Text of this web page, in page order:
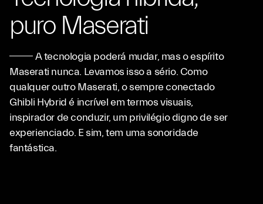
puro Maserati
A tecnologia poderá mudar, mas o espírito
Maserati nunca. Levamos isso a sério. Como
qualquer outro Maserati, o sempre conectado
Ghibli Hybrid é incrível em termos visuais,
inspirador de conduzir, um privilégio digno de ser
experienciado. E sim, tem uma sonoridade
fantástica.